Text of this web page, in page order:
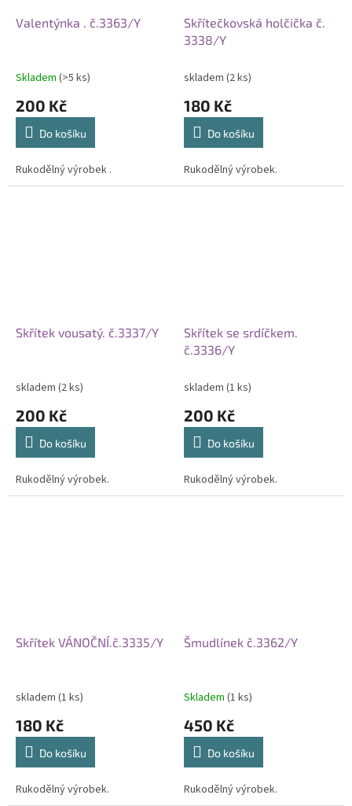
Valentýnka . č.3363/Y
Skladem (>5 ks)
200 Kč
Do košíku
Rukodělný výrobek .
Skřítečkovská holčička č.
3338/Y
skladem (2 ks)
180 Kč
Do košíku
Rukodělný výrobek.
Skřítek vousatý. č.3337/Y
skladem (2 ks)
200 Kč
Do košíku
Rukodělný výrobek.
Skřítek se srdíčkem.
č.3336/Y
skladem (1 ks)
200 Kč
Do košíku
Rukodělný výrobek.
Skřítek VÁNOČNÍ.č.3335/Y
skladem (1 ks)
180 Kč
Do košíku
Rukodělný výrobek.
Šmudlínek č.3362/Y
Skladem (1 ks)
450 Kč
Do košíku
Rukodělný výrobek.